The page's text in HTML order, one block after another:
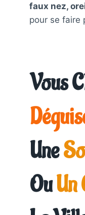
faux nez,
pour se faire
Vous
Une
OuUn